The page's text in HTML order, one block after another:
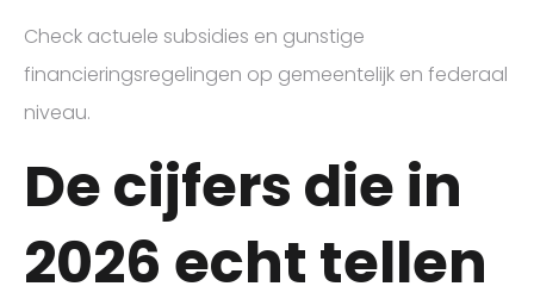
Check actuele subsidies en gunstige
financieringsregelingen op gemeentelijk en federaal
niveau.
De cijfers die in
2026 echt tellen